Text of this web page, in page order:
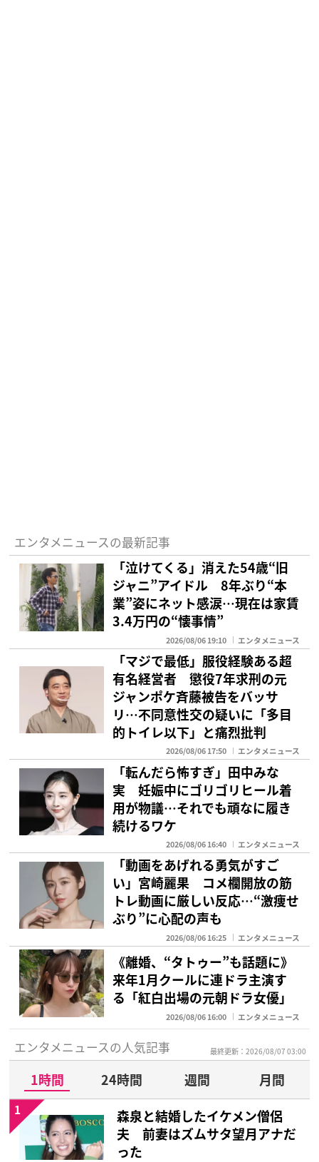
エンタメニュースの最新記事
「泣けてくる」消えた54歳“旧
ジャニ”アイドル 8年ぶり“本
業”姿にネット感涙…現在は家賃
3.4万円の“懐事情”
2026/08/06 19:10 エンタメニュース
「マジで最低」服役経験ある超
有名経営者 懲役7年求刑の元
ジャンポケ斉藤被告をバッサ
リ…不同意性交の疑いに「多目
的トイレ以下」と痛烈批判
2026/08/06 17:50 エンタメニュース
「転んだら怖すぎ」田中みな
実 妊娠中にゴリゴリヒール着
用が物議…それでも頑なに履き
続けるワケ
2026/08/06 16:40 エンタメニュース
「動画をあげれる勇気がすご
い」宮崎麗果 コメ欄開放の筋
トレ動画に厳しい反応…“激痩せ
ぶり”に心配の声も
2026/08/06 16:25 エンタメニュース
《離婚、“タトゥー”も話題に》
来年1月クールに連ドラ主演す
る「紅白出場の元朝ドラ女優」
2026/08/06 16:00 エンタメニュース
エンタメニュースの人気記事 最終更新：2026/08/07 03:00
1時間 24時間 週間
月間
森泉と結婚したイケメン僧侶
夫 前妻はズムサタ望月アナだ
った
1